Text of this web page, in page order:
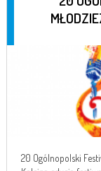
20 Ogólnopolski